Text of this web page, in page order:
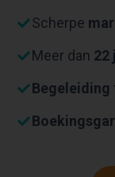
Scherpe
Meer dan 22
Begeleiding